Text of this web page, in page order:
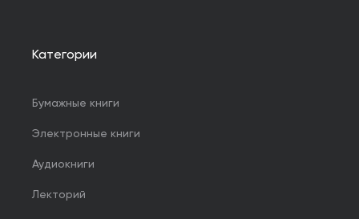
Категории
Бумажные книги
Электронные книги
Аудиокниги
Лекторий